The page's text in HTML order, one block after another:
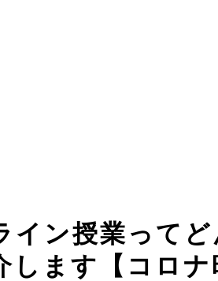
イン授業ってど
します【コロナ